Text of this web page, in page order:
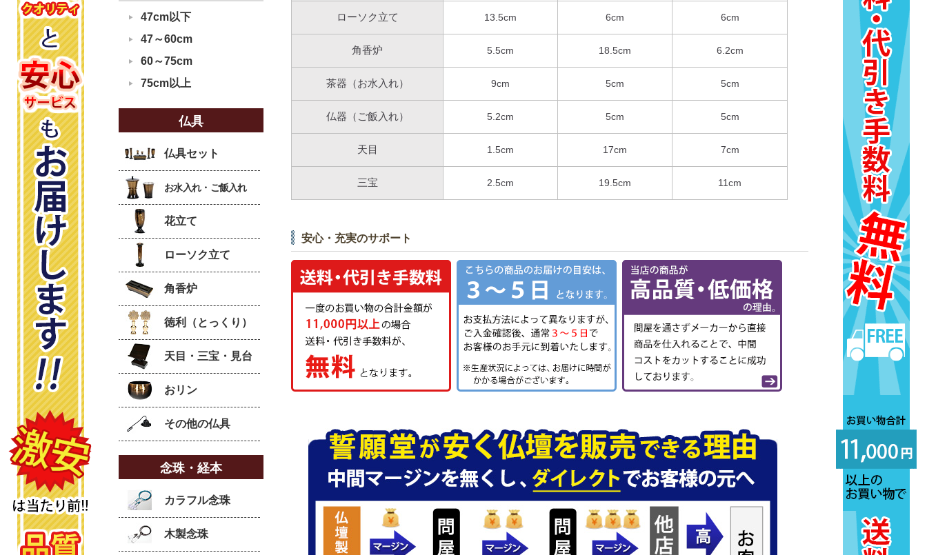
ローソク立て 13.5cm 6cm 6cm
角香炉 5.5cm 18.5cm 6.2cm
茶器（お水入れ） 9cm 5cm 5cm
仏器（ご飯入れ） 5.2cm 5cm 5cm
天目 1.5cm 17cm 7cm
三宝 2.5cm 19.5cm 11cm
安心・充実のサポート
47cm以下
47～60cm
60～75cm
75cm以上
仏具
仏具セット
お水入れ・ご飯入れ
花立て
ローソク立て
角香炉
徳利（とっくり）
天目・三宝・見台
おリン
その他の仏具
念珠・経本
カラフル念珠
木製念珠